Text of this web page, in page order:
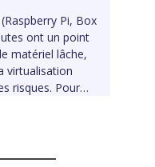
Pi, Box
ont un point
matériel lâche,
virtualisation
risques. Pour…